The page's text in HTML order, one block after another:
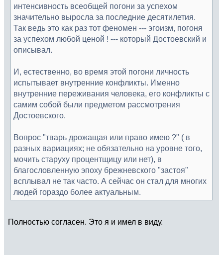
интенсивность всеобщей погони за успехом
значительно выросла за последние десятилетия.
Так ведь это как раз тот феномен --- эгоизм, погоня
за успехом любой ценой ! --- который Достоевский и
описывал.
И, естественно, во время этой погони личность
испытывает внутренние конфликты. Именно
внутренние переживания человека, его конфликты с
самим собой были предметом рассмотрения
Достоевского.
Вопрос "тварь дрожащая или право имею ?" ( в
разных вариациях; не обязательно на уровне того,
мочить старуху процентщицу или нет), в
благословленную эпоху брежневского "застоя"
всплывал не так часто. А сейчас он стал для многих
людей гораздо более актуальным.
Полностью согласен. Это я и имел в виду.